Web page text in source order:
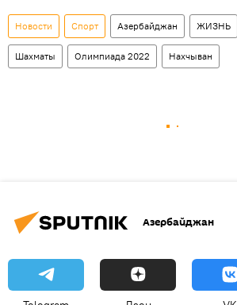
Новости Спорт Азербайджан ЖИЗНЬ
Шахматы Олимпиада 2022 Нахчыван
Азербайджан